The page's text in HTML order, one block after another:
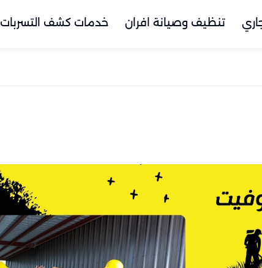
تنظيف وصيانة افران خدمات كشف التسربات